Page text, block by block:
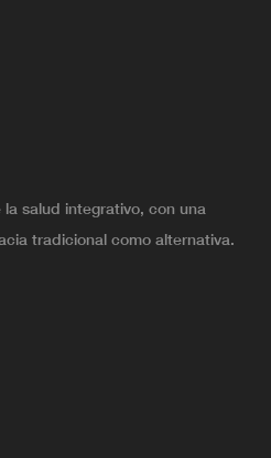
salud integrativo, con una
tradicional como alternativa.